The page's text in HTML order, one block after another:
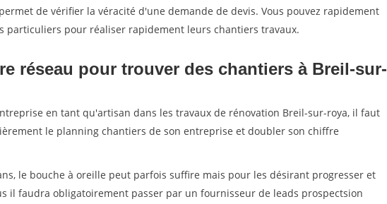
de vérifier la véracité d'une demande de devis. Vous pouvez rapidement
particuliers pour réaliser rapidement leurs chantiers travaux.
réseau pour trouver des chantiers à Breil-sur-
en tant qu'artisan dans les travaux de rénovation Breil-sur-roya, il faut
le planning chantiers de son entreprise et doubler son chiffre
le bouche à oreille peut parfois suffire mais pour les désirant progresser et
il faudra obligatoirement passer par un fournisseur de leads prospectsion